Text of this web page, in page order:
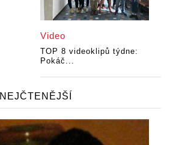
Video
TOP 8 videoklipů týdne:
Pokáč...
NEJČTENĚJŠÍ